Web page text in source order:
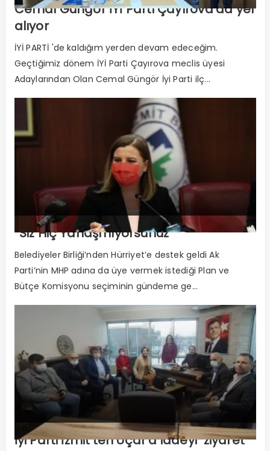
Cemal Güngör İYİ Parti Çayırova’da yer
alıyor
İYİ PARTİ 'de kaldığım yerden devam edeceğim.
Geçtiğimiz dönem İYİ Parti Çayırova meclis üyesi
Adaylarından Olan Cemal Güngör İyi Parti ilç...
“Siz Hiç Yanaşmıyorsunuz”
Belediyeler Birliği’nden Hürriyet’e destek geldi Ak
Parti’nin MHP adına da üye vermek istediği Plan ve
Bütçe Komisyonu seçiminin gündeme ge...
İyi Parti İzmit’ten Uçar’a iadeyi ziyaret